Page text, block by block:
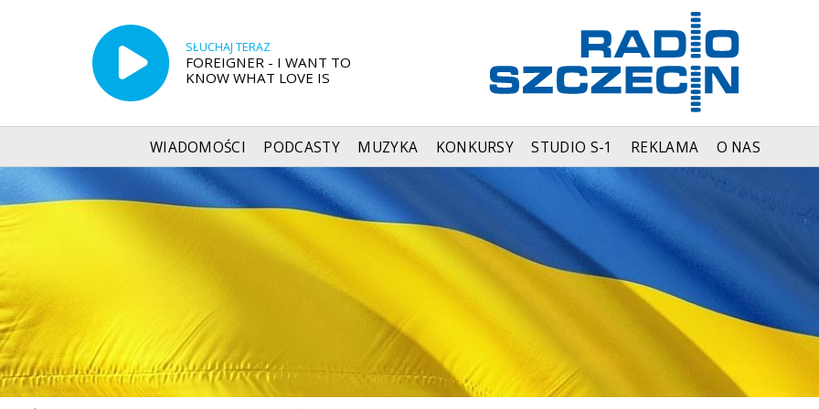
SŁUCHAJ TERAZ
FOREIGNER - I WANT TO
KNOW WHAT LOVE IS
WIADOMOŚCI PODCASTY MUZYKA KONKURSY STUDIO S-1 REKLAMA O NAS